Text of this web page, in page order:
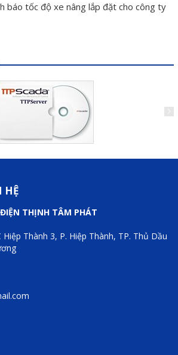
báo tốc độ xe nâng lắp đặt cho công ty
HỆ
THỊNH TÂM PHÁT
Thành 3, P. Hiệp Thành, TP. Thủ Dầu